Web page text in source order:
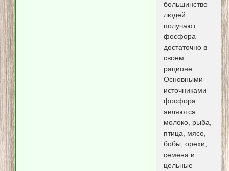
большинство
людей
получают
фосфора
достаточно в
своем
рационе.
Основными
источниками
фосфора
являются
молоко, рыба,
птица, мясо,
бобы, орехи,
семена и
цельные